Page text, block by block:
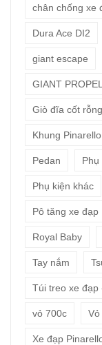
chân chống xe
Dura Ace DI2
giant escape
GIANT PROPEL
Giò đĩa cốt rỗng
Khung Pinarello
Pedan
Phụ kiện khác
Pô tăng xe đạp
Royal Baby
Tay nắm
Túi treo xe đạp
vỏ 700c Vỏ
Xe đạp